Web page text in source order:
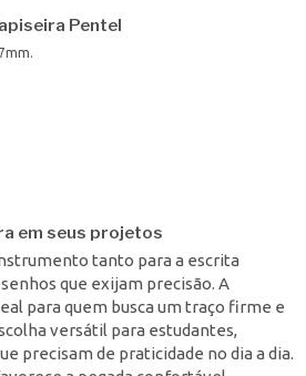
Pentel
em seus projetos
tanto para a escrita
que exijam precisão. A
para quem busca um traço firme e
versátil para estudantes,
precisam de praticidade no dia a dia.